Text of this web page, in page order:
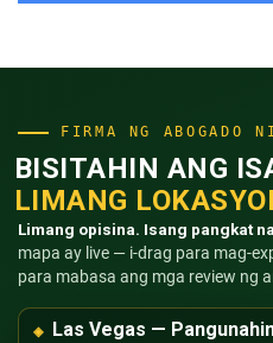
FIRMA NG ABOGADO
BISITAHIN ANG
LIMANG
Limang opisina. Isang pangkat
mapa ay live — i-drag para mag-
para mabasa ang mga review ng
Las Vegas —